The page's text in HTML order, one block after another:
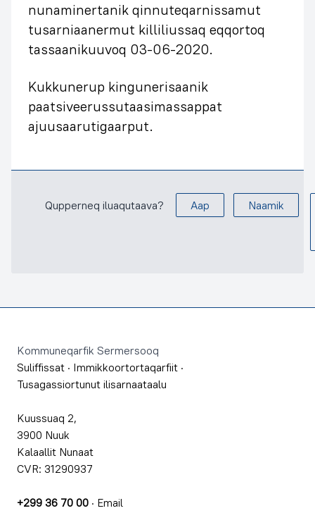
nunaminertanik qinnuteqarnissamut
tusarniaanermut killiliussaq eqqortoq
tassaanikuuvoq 03-06-2020.
Kukkunerup kingunerisaanik
paatsiveerussutaasimassappat
ajuusaarutigaarput.
Qupperneq iluaqutaava? Aap Naamik
Kommuneqarfik Sermersooq
Suliffissat · Immikkoortortaqarfiit ·
Tusagassiortunut ilisarnaataalu
Kuussuaq 2,
3900 Nuuk
Kalaallit Nunaat
CVR: 31290937
+299 36 70 00 · Email